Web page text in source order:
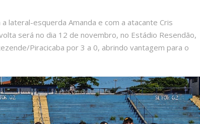
lateral-esquerda Amanda e com a atacante Cris
será no dia 12 de novembro, no Estádio Resendão,
Piracicaba por 3 a 0, abrindo vantagem para o